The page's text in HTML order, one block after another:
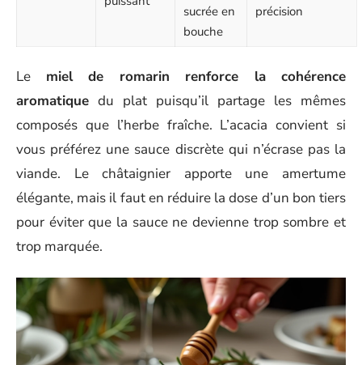
sucrée en
bouche
précision
Le miel de romarin renforce la cohérence
aromatique du plat puisqu’il partage les mêmes
composés que l’herbe fraîche. L’acacia convient si
vous préférez une sauce discrète qui n’écrase pas la
viande. Le châtaignier apporte une amertume
élégante, mais il faut en réduire la dose d’un bon tiers
pour éviter que la sauce ne devienne trop sombre et
trop marquée.